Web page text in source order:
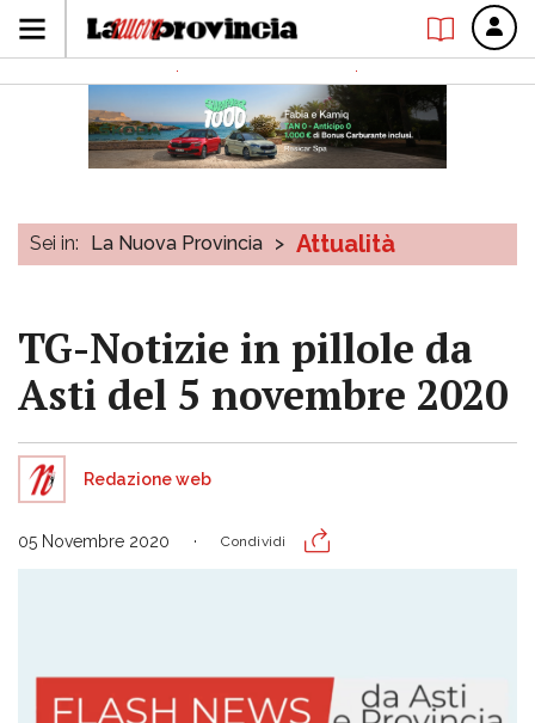
Sei in: La Nuova Provincia > Attualità
TG-Notizie in pillole da
Asti del 5 novembre 2020
Redazione web
05 Novembre 2020 Condividi